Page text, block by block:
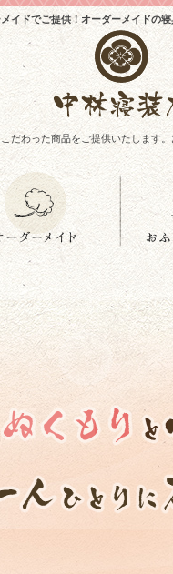
イドでご提供！オーダーメイドの寝
わった商品をご提供いたしま